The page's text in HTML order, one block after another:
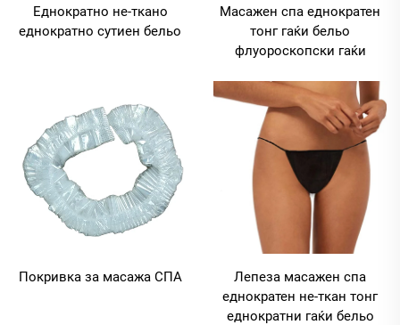
Еднократно не-ткано
еднократно сутиен бельо
Масажен спа еднократен
тонг гаќи бельо
флуороскопски гаќи
Покривка за масажа СПА
Лепеза масажен спа
еднократен не-ткан тонг
еднократни гаќи бельо